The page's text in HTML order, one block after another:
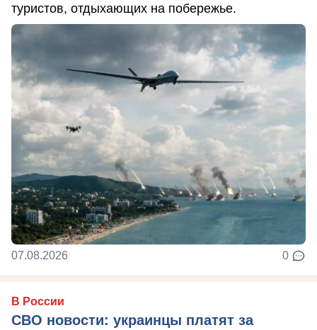
туристов, отдыхающих на побережье.
07.08.2026 0
В России
СВО новости: украинцы платят за